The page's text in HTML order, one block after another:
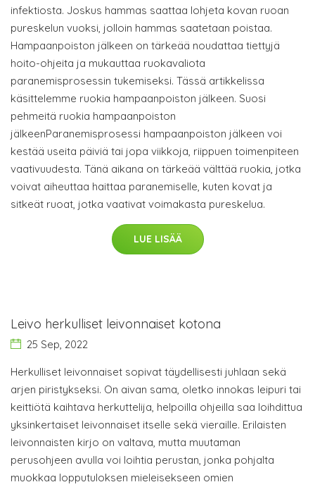
infektiosta. Joskus hammas saattaa lohjeta kovan ruoan
pureskelun vuoksi, jolloin hammas saatetaan poistaa.
Hampaanpoiston jälkeen on tärkeää noudattaa tiettyjä
hoito-ohjeita ja mukauttaa ruokavaliota
paranemisprosessin tukemiseksi. Tässä artikkelissa
käsittelemme ruokia hampaanpoiston jälkeen. Suosi
pehmeitä ruokia hampaanpoiston
jälkeenParanemisprosessi hampaanpoiston jälkeen voi
kestää useita päiviä tai jopa viikkoja, riippuen toimenpiteen
vaativuudesta. Tänä aikana on tärkeää välttää ruokia, jotka
voivat aiheuttaa haittaa paranemiselle, kuten kovat ja
sitkeät ruoat, jotka vaativat voimakasta pureskelua.
LUE LISÄÄ
Leivo herkulliset leivonnaiset kotona
25 Sep, 2022
Herkulliset leivonnaiset sopivat täydellisesti juhlaan sekä
arjen piristykseksi. On aivan sama, oletko innokas leipuri tai
keittiötä kaihtava herkuttelija, helpoilla ohjeilla saa loihdittua
yksinkertaiset leivonnaiset itselle sekä vieraille. Erilaisten
leivonnaisten kirjo on valtava, mutta muutaman
perusohjeen avulla voi loihtia perustan, jonka pohjalta
muokkaa lopputuloksen mieleisekseen omien